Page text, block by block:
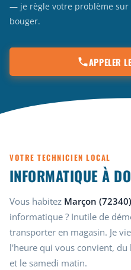
— je règle votre problème sur
bouger.
APPELER
VOTRE TECHNICIEN LOCAL
INFORMATIQUE À
Vous habitez Marçon (72340)
informatique ? Inutile de
transporter en magasin. Je
l'heure qui vous convient,
et le samedi matin.